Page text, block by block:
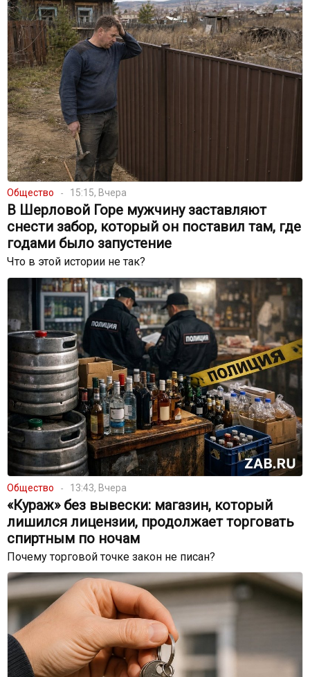
Общество 15:15, Вчера
В Шерловой Горе мужчину заставляют
снести забор, который он поставил там, где
годами было запустение
Что в этой истории не так?
Общество 13:43, Вчера
«Кураж» без вывески: магазин, который
лишился лицензии, продолжает торговать
спиртным по ночам
Почему торговой точке закон не писан?